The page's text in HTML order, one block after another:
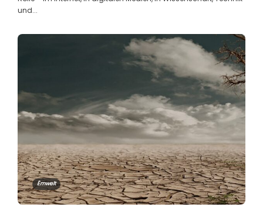
Den Cabinetsdeckel duerch de
bloe Brëll gekuckt
6 months ago 3 min
L’ambition technologique du
Luxembourg : vision, illusion et
réalité têtue
Guy Kaiser,6 months ago 15 min
und...
Ëmwelt